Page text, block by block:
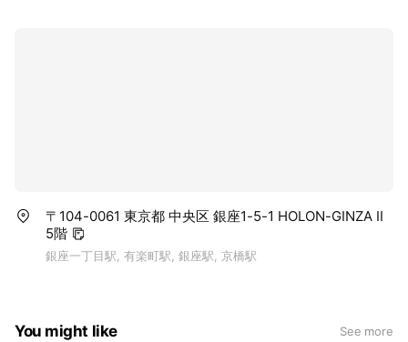
〒104-0061 東京都 中央区 銀座1-5-1 HOLON-GINZA Ⅱ
5階
銀座一丁目駅, 有楽町駅, 銀座駅, 京橋駅
You might like See more